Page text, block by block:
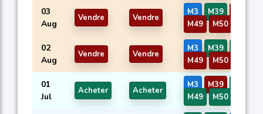
03
Aug
Vendre Vendre
M3 M39
M49
M50
02
Aug
Vendre Vendre
M3 M39
M49
M50
01
Jul
Acheter Acheter
M3 M39
M49
M50